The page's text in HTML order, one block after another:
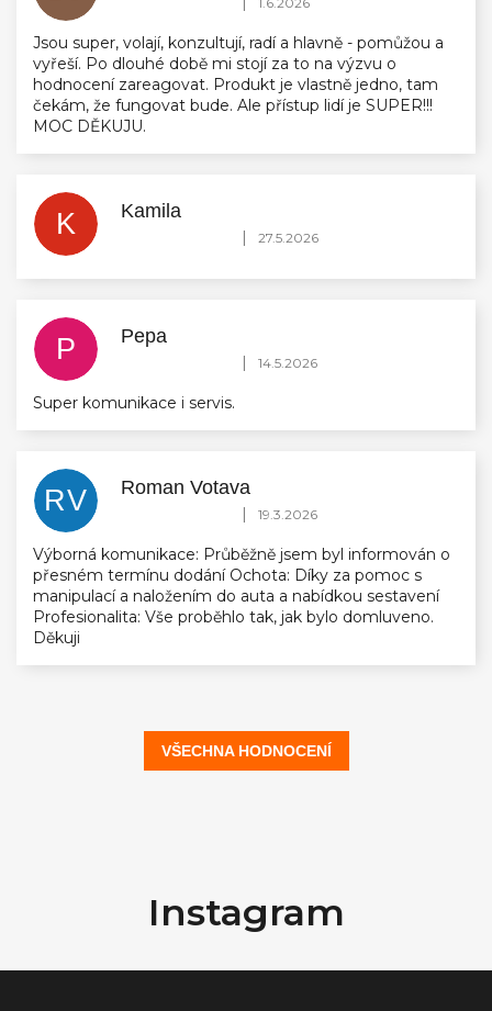
Jsou super, volají, konzultují, radí a hlavně - pomůžou a
vyřeší. Po dlouhé době mi stojí za to na výzvu o
hodnocení zareagovat. Produkt je vlastně jedno, tam
čekám, že fungovat bude. Ale přístup lidí je SUPER!!!
MOC DĚKUJU.
K Kamila
Hodnocení obchodu je 5 z 5 hvězdiček.
| 27.5.2026
P Pepa
Hodnocení obchodu je 5 z 5 hvězdiček.
| 14.5.2026
Super komunikace i servis.
RV Roman Votava
Hodnocení obchodu je 5 z 5 hvězdiček.
| 19.3.2026
Výborná komunikace: Průběžně jsem byl informován o
přesném termínu dodání Ochota: Díky za pomoc s
manipulací a naložením do auta a nabídkou sestavení
Profesionalita: Vše proběhlo tak, jak bylo domluveno.
Děkuji
VŠECHNA HODNOCENÍ
t
Instagram